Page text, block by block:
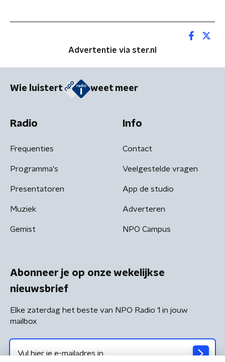
Advertentie via ster.nl
Wie luistert weet meer
Radio
Frequenties
Programma's
Presentatoren
Muziek
Gemist
Info
Contact
Veelgestelde vragen
App de studio
Adverteren
NPO Campus
Abonneer je op onze wekelijkse
nieuwsbrief
Elke zaterdag het beste van NPO Radio 1 in jouw
mailbox